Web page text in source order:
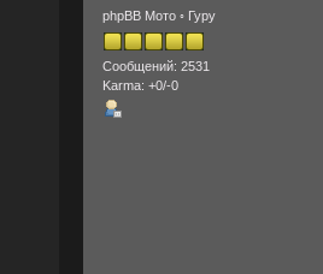
phpBB Мото ◦ Гуру
Сообщений: 2531
Karma: +0/-0